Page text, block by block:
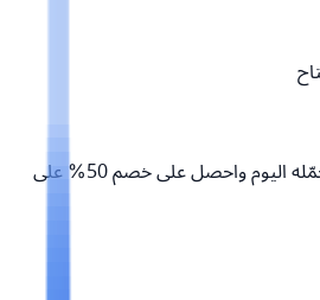
خصم 50% على